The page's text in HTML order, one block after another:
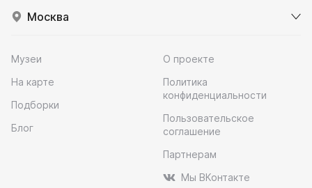
Москва
Музеи
На карте
Подборки
Блог
О проекте
Политика
конфиденциальности
Пользовательское
соглашение
Партнерам
Мы ВКонтакте